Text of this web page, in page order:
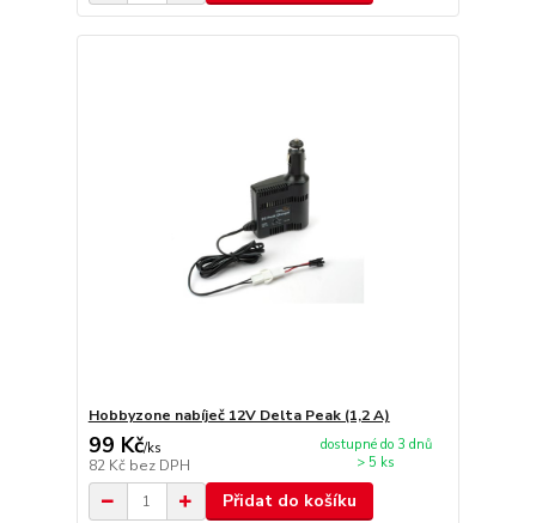
Hobbyzone nabíječ 12V Delta Peak (1,2 A)
99 Kč/ks
82 Kč bez DPH
dostupné do 3 dnů
> 5 ks
Přidat do košíku